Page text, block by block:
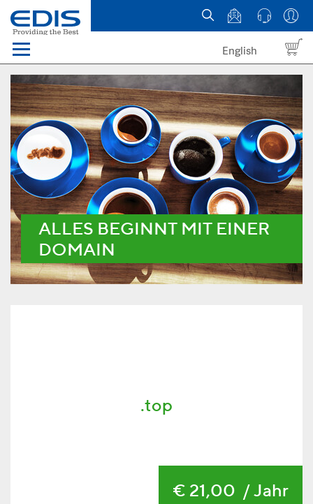
Menü
Domains
Webhosting Österreich
News
über EDIS
English
ALLES BEGINNT MIT EINER
DOMAIN
.top
€ 21,00 / Jahr